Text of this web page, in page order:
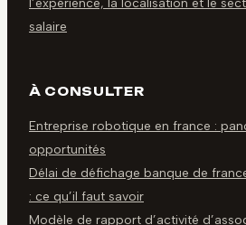
l’expérience, la localisation et le
salaire
À CONSULTER
Entreprise robotique en france :
opportunités
Délai de défichage banque de
: ce qu’il faut savoir
Modèle de rapport d’activité